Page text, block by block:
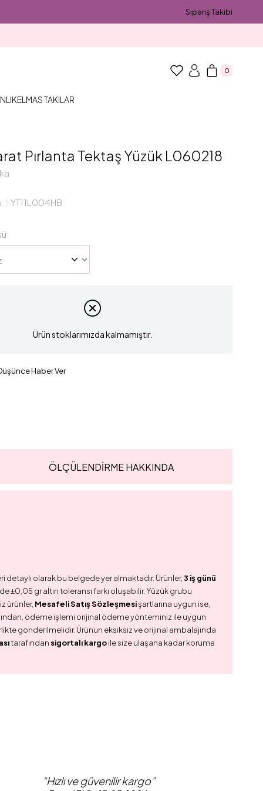
Sipariş Takibi
0
ELMAS TAKILAR
Pırlanta Tektaş Yüzük L060218
YT11L004HB
Ürün stoklarımızda kalmamıştır.
Haber Ver
ÖLÇÜLENDİRME HAKKINDA
olarak bu belgede yer almaktadır. Ürünler,3 iş günü
gr altın toleransı farkı oluşabilir. Yüzük grubu
ürünler, Mesafeli Satış Sözleşmesişartlarına uygun ise,
ödeme işlemi orijinal ödeme yönteminiz ile uygun
gönderilmelidir. Ürünün eksiksiz ve orijinal ambalajında
tarafından sigortalı kargoile size ulaşana kadar koruma
“Hızlı ve güvenilir kargo”